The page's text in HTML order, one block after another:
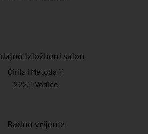
izložbeni salon
Ćirila i Metoda 11
22211 Vodice
Radno vrijeme